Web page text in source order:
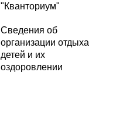
"Кванториум"
Сведения об
организации отдыха
детей и их
оздоровлении